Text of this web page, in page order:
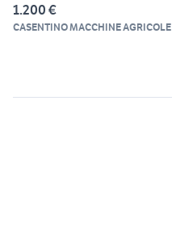
1.200 €
CASENTINO MACCHINE AGRICOLE